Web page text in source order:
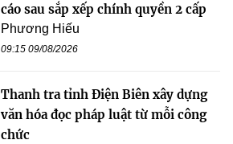
cáo sau sắp xếp chính quyền 2 cấp
Phương Hiếu
09:15 09/08/2026
Thanh tra tỉnh Điện Biên xây dựng
văn hóa đọc pháp luật từ mỗi công
chức